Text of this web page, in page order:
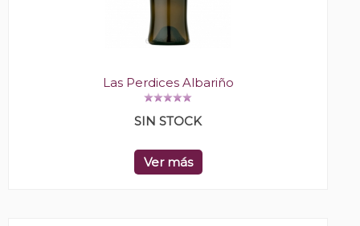
Las Perdices Albariño
SIN STOCK
Ver más